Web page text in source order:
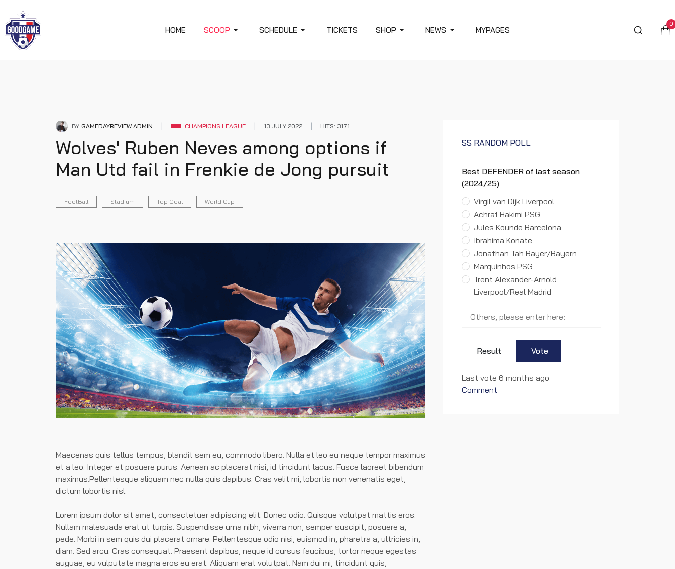
HOME SCOOP SCHEDULE TICKETS SHOP NEWS MYPAGES
0
BY GAMEDAYREVIEW ADMIN CHAMPIONS LEAGUE 13 JULY 2022 HITS: 3171
Wolves' Ruben Neves among options if
Man Utd fail in Frenkie de Jong pursuit
FootBall Stadium Top Goal World Cup
Maecenas quis tellus tempus, blandit sem eu, commodo libero. Nulla et leo eu neque tempor maximus
et a leo. Integer et posuere purus. Aenean ac placerat nisi, id tincidunt lacus. Fusce laoreet bibendum
maximus.Pellentesque aliquam nec nulla quis dapibus. Cras velit mi, lobortis non venenatis eget,
dictum lobortis nisl.
Lorem ipsum dolor sit amet, consectetuer adipiscing elit. Donec odio. Quisque volutpat mattis eros.
Nullam malesuada erat ut turpis. Suspendisse urna nibh, viverra non, semper suscipit, posuere a,
pede. Morbi in sem quis dui placerat ornare. Pellentesque odio nisi, euismod in, pharetra a, ultricies in,
diam. Sed arcu. Cras consequat. Praesent dapibus, neque id cursus faucibus, tortor neque egestas
auguae, eu vulputate magna eros eu erat. Aliquam erat volutpat. Nam dui mi, tincidunt quis,
SS RANDOM POLL
Best DEFENDER of last season
(2024/25)
Virgil van Dijk Liverpool
Achraf Hakimi PSG
Jules Kounde Barcelona
Ibrahima Konate
Jonathan Tah Bayer/Bayern
Marquinhos PSG
Trent Alexander-Arnold
Liverpool/Real Madrid
Result Vote
Last vote 6 months ago
Comment